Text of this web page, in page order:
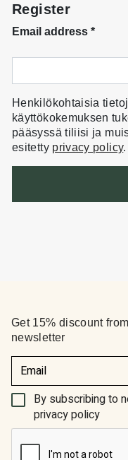
Register
Email address *
Henkilökohtaisia
käyttökokemuksen
pääsyssä tiliisi ja
esitetty privacy policy.
Get 15% discount
newsletter
(Required)
By subscribing to
privacy policy